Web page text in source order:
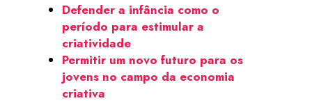
Defender a infância como o
período para estimular a
criatividade
Permitir um novo futuro para os
jovens no campo da economia
criativa